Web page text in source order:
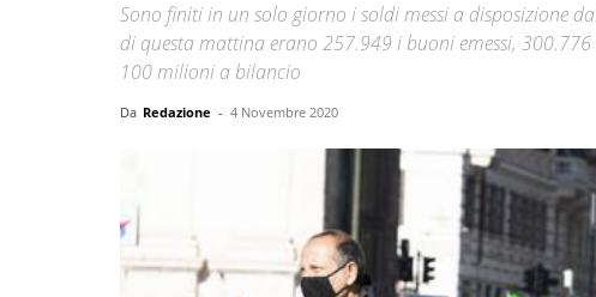
Sono finiti in un solo giorno i soldi messi a disposizione
di questa mattina erano 257.949 i buoni emessi,
100 milioni a bilancio
Da Redazione - 4 Novembre 2020